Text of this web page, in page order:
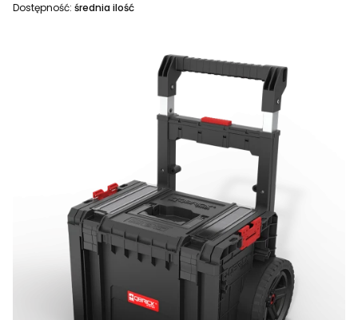
Dostępność: średnia ilość